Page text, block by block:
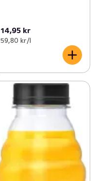
14,95 kr
59,80 kr /l